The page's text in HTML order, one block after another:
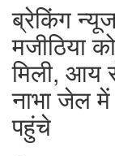
ब्रेकिंग
मजीठिया
मिली, आय
नाभा जेल
पहुंचे